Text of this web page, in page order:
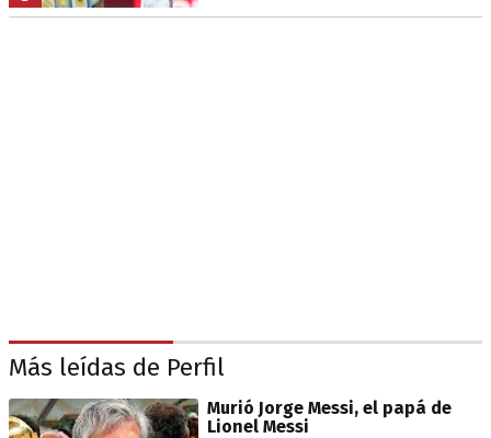
Más leídas de Perfil
Murió Jorge Messi, el papá de
Lionel Messi